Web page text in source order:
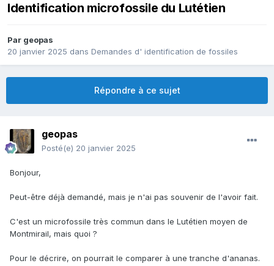
Identification microfossile du Lutétien
Par geopas
20 janvier 2025 dans Demandes d' identification de fossiles
Répondre à ce sujet
geopas
Posté(e) 20 janvier 2025
Bonjour,
Peut-être déjà demandé, mais je n'ai pas souvenir de l'avoir fait.
C'est un microfossile très commun dans le Lutétien moyen de
Montmirail, mais quoi ?
Pour le décrire, on pourrait le comparer à une tranche d'ananas.